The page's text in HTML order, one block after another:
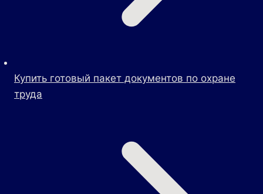
Купить готовый пакет документов по охране
труда